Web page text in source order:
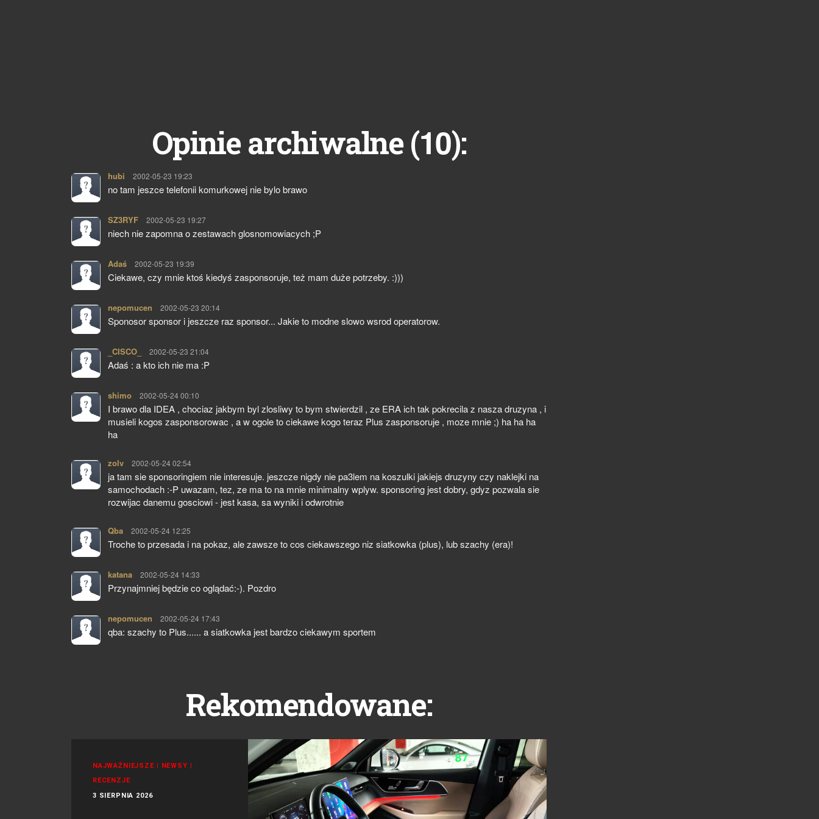
Opinie archiwalne (10):
hubi pisze:
2002-05-23 19:23
no tam jeszce telefonii komurkowej nie bylo brawo
SZ3RYF pisze:
2002-05-23 19:27
niech nie zapomna o zestawach glosnomowiacych ;P
Adaś pisze:
2002-05-23 19:39
Ciekawe, czy mnie ktoś kiedyś zasponsoruje, też mam duże potrzeby. :)))
nepomucen pisze:
2002-05-23 20:14
Sponosor sponsor i jeszcze raz sponsor... Jakie to modne slowo wsrod operatorow.
_CISCO_ pisze:
2002-05-23 21:04
Adaś : a kto ich nie ma :P
shimo pisze:
2002-05-24 00:10
I brawo dla IDEA , chociaz jakbym byl zlosliwy to bym stwierdzil , ze ERA ich tak pokrecila z nasza druzyna , i
musieli kogos zasponsorowac , a w ogole to ciekawe kogo teraz Plus zasponsoruje , moze mnie ;) ha ha ha
ha
zolv pisze:
2002-05-24 02:54
ja tam sie sponsoringiem nie interesuje. jeszcze nigdy nie pa3lem na koszulki jakiejs druzyny czy naklejki na
samochodach :-P uwazam, tez, ze ma to na mnie minimalny wplyw. sponsoring jest dobry, gdyz pozwala sie
rozwijac danemu gosciowi - jest kasa, sa wyniki i odwrotnie
Qba pisze:
2002-05-24 12:25
Troche to przesada i na pokaz, ale zawsze to cos ciekawszego niz siatkowka (plus), lub szachy (era)!
katana pisze:
2002-05-24 14:33
Przynajmniej będzie co oglądać:-). Pozdro
nepomucen pisze:
2002-05-24 17:43
qba: szachy to Plus...... a siatkowka jest bardzo ciekawym sportem
Rekomendowane:
NAJWAŻNIEJSZE | NEWSY |
RECENZJE
3 SIERPNIA 2026